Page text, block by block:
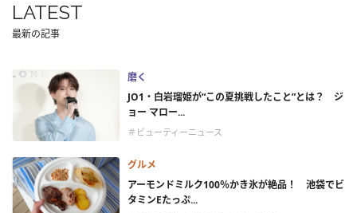
LATEST
最新の記事
磨く
JO1・白岩瑠姫が“この夏挑戦したこと”とは？ ジ
ョー マロー...
＃ビューティーニュース
グルメ
アーモンドミルク100％かき氷が絶品！ 池袋でビ
タミンEたっぷ...